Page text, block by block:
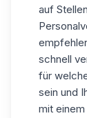
auf
schnell
für
sein und
mit